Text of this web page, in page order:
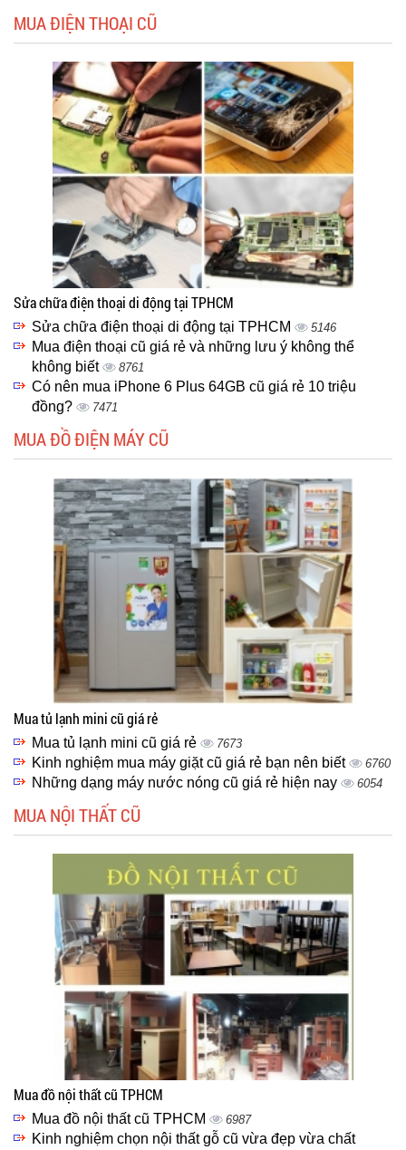
MUA ĐIỆN THOẠI CŨ
Sửa chữa điện thoại di động tại TPHCM
Sửa chữa điện thoại di động tại TPHCM 5146
Mua điện thoại cũ giá rẻ và những lưu ý không thể
không biết
8761
Có nên mua iPhone 6 Plus 64GB cũ giá rẻ 10 triệu
đồng?
7471
MUA ĐỒ ĐIỆN MÁY CŨ
Mua tủ lạnh mini cũ giá rẻ
Mua tủ lạnh mini cũ giá rẻ 7673
Kinh nghiệm mua máy giặt cũ giá rẻ bạn nên biết 6760
Những dạng máy nước nóng cũ giá rẻ hiện nay 6054
MUA NỘI THẤT CŨ
Mua đồ nội thất cũ TPHCM
Mua đồ nội thất cũ TPHCM 6987
Kinh nghiệm chọn nội thất gỗ cũ vừa đẹp vừa chất